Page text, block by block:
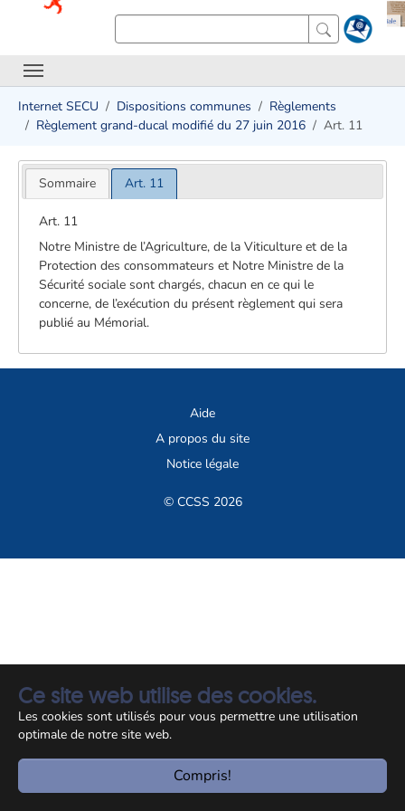
Ce site web utilise des cookies.
Les cookies sont utilisés pour vous permettre une utilisation
optimale de notre site web.
Compris!
Internet SECU Dispositions communes
Règlements
Règlement grand-ducal modifié du 27 juin 2016
Art. 11
Sommaire Art. 11
Art. 11
Notre Ministre de l’Agriculture, de la Viticulture et de la
Protection des consommateurs et Notre Ministre de la
Sécurité sociale sont chargés, chacun en ce qui le
concerne, de l’exécution du présent règlement qui sera
publié au Mémorial.
Aide
A propos du site
Notice légale
© CCSS 2026